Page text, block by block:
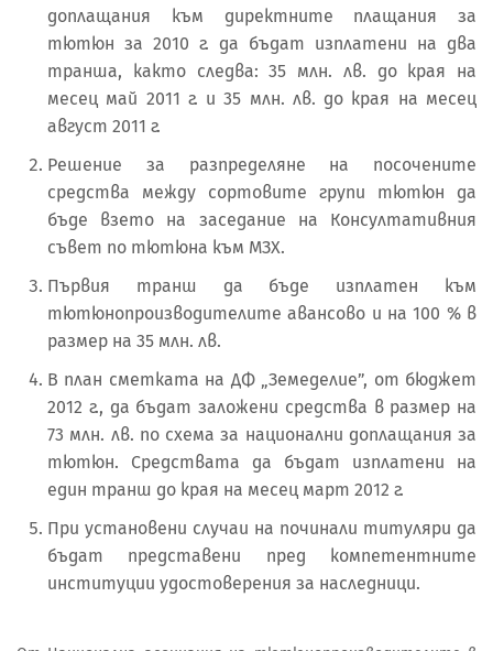
доплащания към директните плащания за
тютюн за 2010 г. да бъдат изплатени на два
транша, както следва: 35 млн. лв. до края на
месец май 2011 г. и 35 млн. лв. до края на месец
август 2011 г.
Решение за разпределяне на посочените
средства между сортовите групи тютюн да
бъде взето на заседание на Консултативния
съвет по тютюна към МЗХ.
Първия транш да бъде изплатен към
тютюнопроизводителите авансово и на 100 % в
размер на 35 млн. лв.
В план сметката на ДФ „Земеделие”, от бюджет
2012 г., да бъдат заложени средства в размер на
73 млн. лв. по схема за национални доплащания за
тютюн. Средствата да бъдат изплатени на
един транш до края на месец март 2012 г.
При установени случаи на починали титуляри да
бъдат представени пред компетентните
институции удостоверения за наследници.